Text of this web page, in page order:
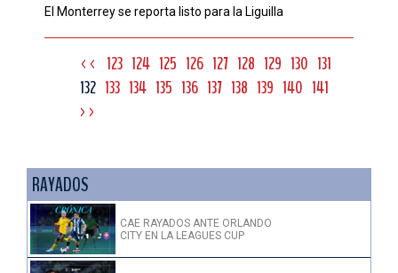
El Monterrey se reporta listo para la Liguilla
<< 123 124 125 126 127 128 129 130 131
132 133 134 135 136 137 138 139 140 141
>>
RAYADOS
CAE RAYADOS ANTE ORLANDO
CITY EN LA LEAGUES CUP